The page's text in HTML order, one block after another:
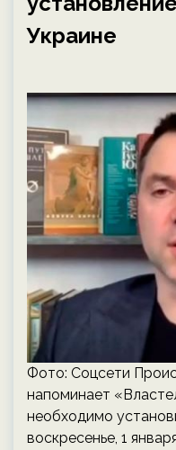
Украине
Фото: Соцсети
напоминает
необходимо
воскресенье, 1